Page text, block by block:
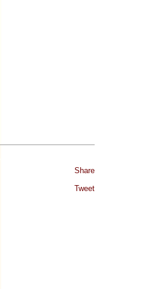
Share
Tweet